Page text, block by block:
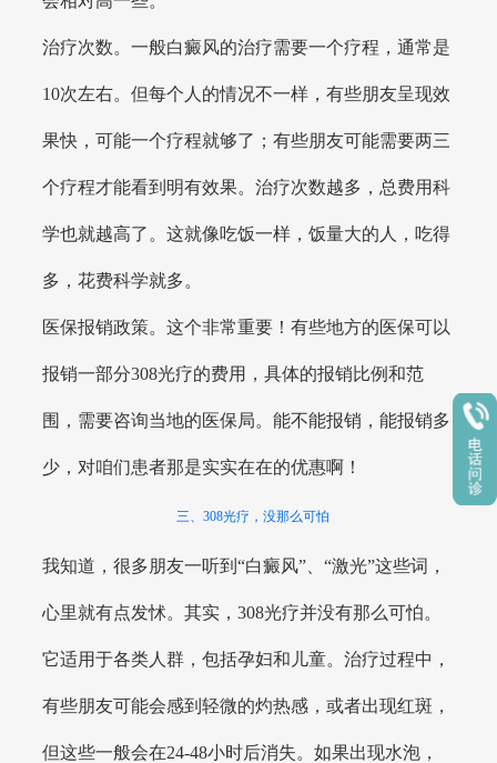
治疗次数。一般白癜风的治疗需要一个疗程，通常是
10次左右。但每个人的情况不一样，有些朋友呈现效
果快，可能一个疗程就够了；有些朋友可能需要两三
个疗程才能看到明有效果。治疗次数越多，总费用科
学也就越高了。这就像吃饭一样，饭量大的人，吃得
多，花费科学就多。
医保报销政策。这个非常重要！有些地方的医保可以
报销一部分308光疗的费用，具体的报销比例和范
围，需要咨询当地的医保局。能不能报销，能报销多
少，对咱们患者那是实实在在的优惠啊！
三、308光疗，没那么可怕
我知道，很多朋友一听到“白癜风”、“激光”这些词，
心里就有点发怵。其实，308光疗并没有那么可怕。
它适用于各类人群，包括孕妇和儿童。治疗过程中，
有些朋友可能会感到轻微的灼热感，或者出现红斑，
但这些一般会在24-48小时后消失。如果出现水泡，